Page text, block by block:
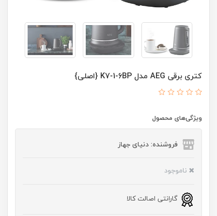
کتری برقی AEG مدل K7-1-6BP {اصلی}
ویژگی‌های محصول
فروشنده: دنیای جهاز
ناموجود
گارانتی اصالت کالا